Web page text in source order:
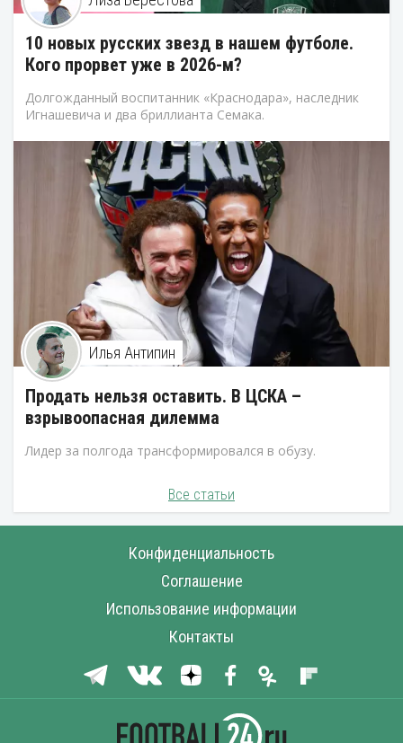
10 новых русских звезд в нашем футболе.
Кого прорвет уже в 2026-м?
Долгожданный воспитанник «Краснодара», наследник
Игнашевича и два бриллианта Семака.
Илья Антипин
Продать нельзя оставить. В ЦСКА –
взрывоопасная дилемма
Лидер за полгода трансформировался в обузу.
Все статьи
Конфиденциальность
Соглашение
Использование информации
Контакты